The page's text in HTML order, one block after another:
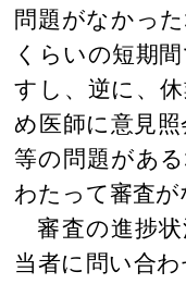
問題がなかっ
くらいの短期
すし、逆に、
め医師に意見
等の問題があ
わたって審査が
審査の進捗
当者に問い合